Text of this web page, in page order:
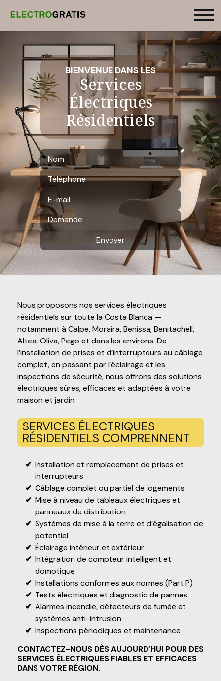
BIENVENUE DANS LES
Services
Électriques
Résidentiels
Envoyer
Nous proposons nos services électriques
résidentiels sur toute la Costa Blanca —
notamment à Calpe, Moraira, Benissa, Benitachell,
Altea, Oliva, Pego et dans les environs. De
l’installation de prises et d’interrupteurs au câblage
complet, en passant par l’éclairage et les
inspections de sécurité, nous offrons des solutions
électriques sûres, efficaces et adaptées à votre
maison et jardin.
SERVICES ÉLECTRIQUES
RÉSIDENTIELS COMPRENNENT
Installation et remplacement de prises et
interrupteurs
Câblage complet ou partiel de logements
Mise à niveau de tableaux électriques et
panneaux de distribution
Systèmes de mise à la terre et d’égalisation de
potentiel
Éclairage intérieur et extérieur
Intégration de compteur intelligent et
domotique
Installations conformes aux normes (Part P)
Tests électriques et diagnostic de pannes
Alarmes incendie, détecteurs de fumée et
systèmes anti-intrusion
Inspections périodiques et maintenance
CONTACTEZ-NOUS DÈS AUJOURD’HUI POUR DES
SERVICES ÉLECTRIQUES FIABLES ET EFFICACES
DANS VOTRE RÉGION.